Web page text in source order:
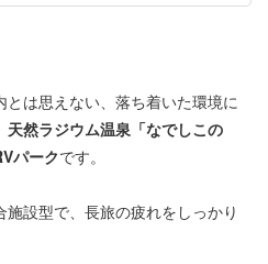
は思えない、落ち着いた環境に
天然ラジウム温泉「なでしこの
パークです。
設型で、長旅の疲れをしっかり